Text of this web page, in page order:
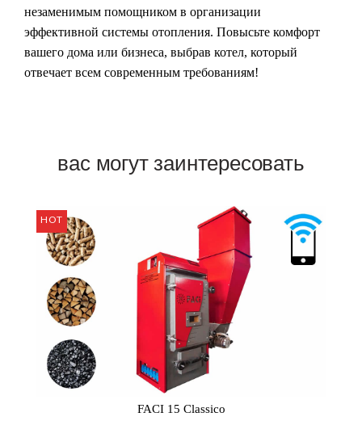
незаменимым помощником в организации
эффективной системы отопления. Повысьте комфорт
вашего дома или бизнеса, выбрав котел, который
отвечает всем современным требованиям!
вас могут заинтересовать
FACI 15 Classico